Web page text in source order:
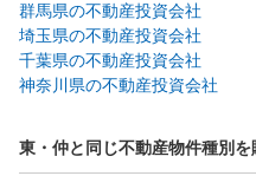
群馬県の不動産投資会社
埼玉県の不動産投資会社
千葉県の不動産投資会社
神奈川県の不動産投資会社
東・仲と同じ不動産物件種別